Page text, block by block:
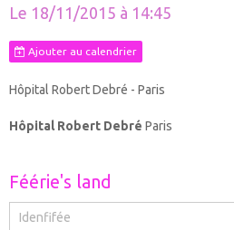
Le 18/11/2015 à 14:45
Ajouter au calendrier
Hôpital Robert Debré - Paris
Hôpital Robert Debré Paris
Féérie's land